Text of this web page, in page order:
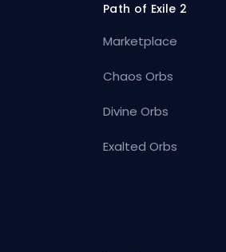
Path of Exile 2
Marketplace
Chaos Orbs
Divine Orbs
Exalted Orbs